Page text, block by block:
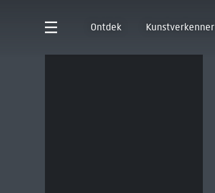
Ontdek Kunstverkenner